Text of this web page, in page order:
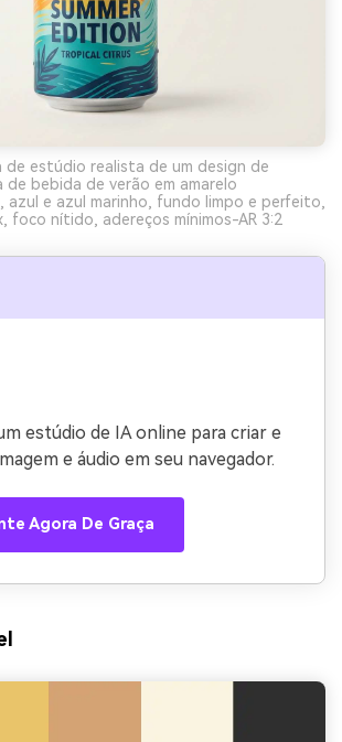
estúdio realista de um design de
de bebida de verão em amarelo
azul e azul marinho, fundo limpo e perfeito,
foco nítido, adereços mínimos-AR 3:2
estúdio de IA online para criar e
e áudio em seu navegador.
Agora De Graça